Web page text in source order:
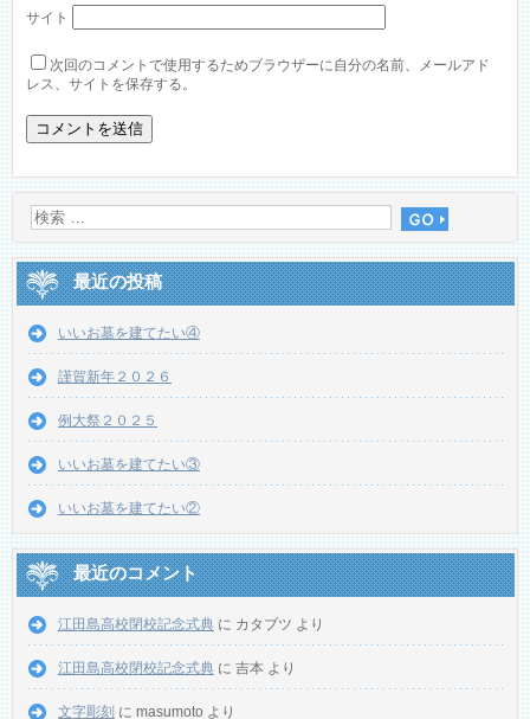
サイト
次回のコメントで使用するためブラウザーに自分の名前、メールアド
レス、サイトを保存する。
最近の投稿
いいお墓を建てたい④
謹賀新年２０２６
例大祭２０２５
いいお墓を建てたい③
いいお墓を建てたい②
最近のコメント
江田島高校閉校記念式典 に カタブツ より
江田島高校閉校記念式典 に 吉本 より
文字彫刻 に masumoto より